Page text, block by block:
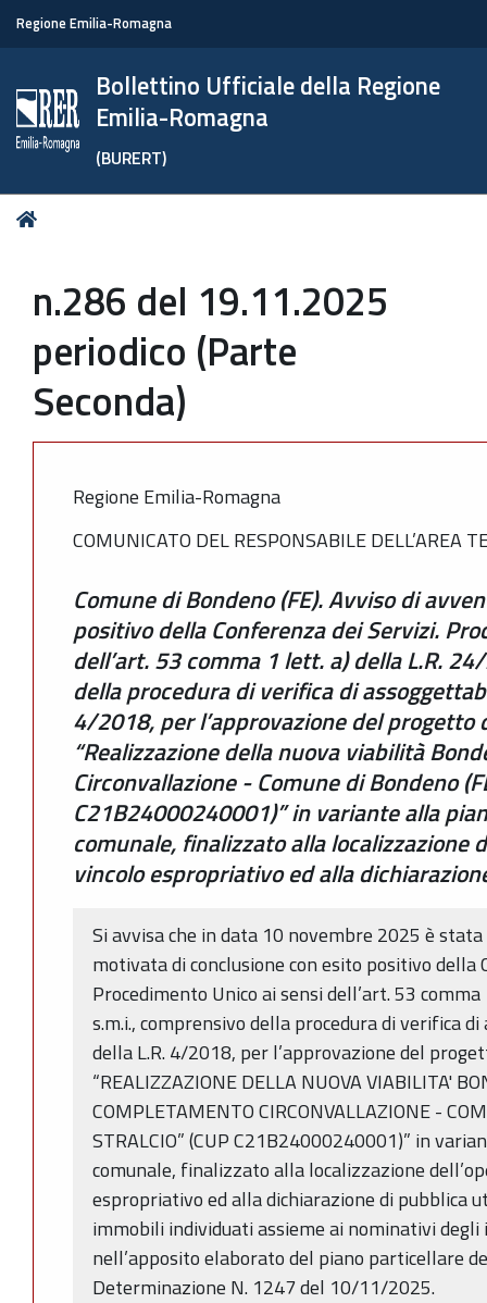
Regione Emilia-Romagna
Bollettino Ufficiale della Regione
Emilia-Romagna
(BURERT)
Tu
n.286 del 19.11.2025
periodico (Parte
Seconda)
Regione Emilia-Romagna
COMUNICATO DEL RESPONSABILE DELL’AREA
Comune di Bondeno (FE). Avviso di
positivo della Conferenza dei Servizi.
dell’art. 53 comma 1 lett. a) della L.R.
della procedura di verifica di
4/2018, per l’approvazione del
“Realizzazione della nuova viabilità
Circonvallazione - Comune di Bondeno
C21B24000240001)” in variante alla
comunale, finalizzato alla localizzazione
vincolo espropriativo ed alla
Si avvisa che in data 10 novembre 2025 è
motivata di conclusione con esito positivo della
Procedimento Unico ai sensi dell’art. 53
s.m.i., comprensivo della procedura di verifica
della L.R. 4/2018, per l’approvazione del
“REALIZZAZIONE DELLA NUOVA VIABILITA'
COMPLETAMENTO CIRCONVALLAZIONE -
STRALCIO” (CUP C21B24000240001)” in
comunale, finalizzato alla localizzazione
espropriativo ed alla dichiarazione di pubblica
immobili individuati assieme ai nominativi
nell’apposito elaborato del piano particellare
Determinazione N. 1247 del 10/11/2025.